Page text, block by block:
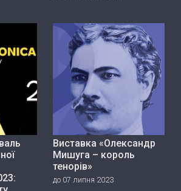
Виставка «Олександр
Мишуга – король
тенорів»
до 07 липня 2023